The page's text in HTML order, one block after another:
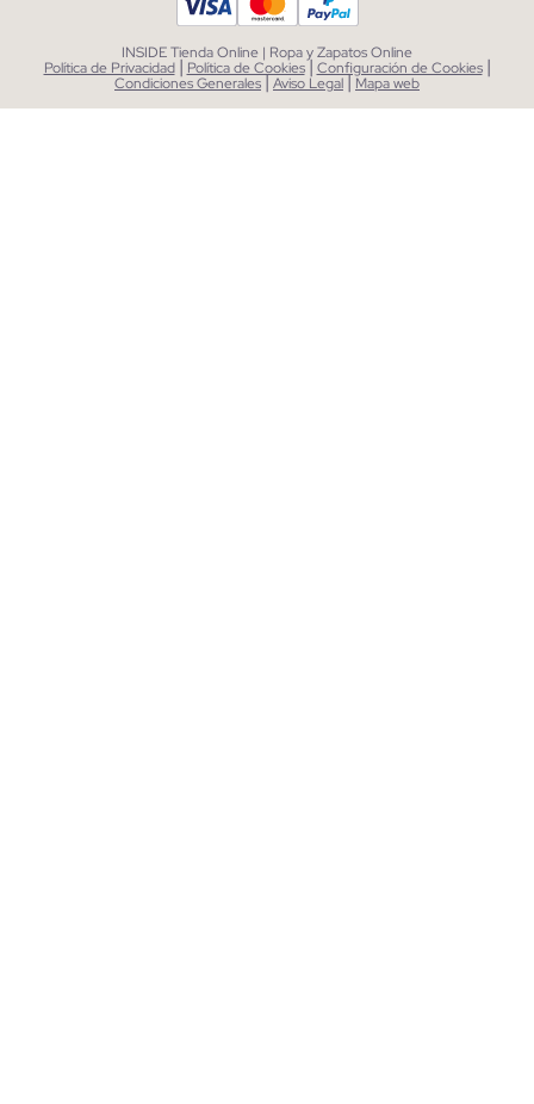
INSIDE Tienda Online | Ropa y Zapatos Online
Política de Privacidad | Política de Cookies| Configuración de Cookies |
Condiciones Generales|Aviso Legal| Mapa web